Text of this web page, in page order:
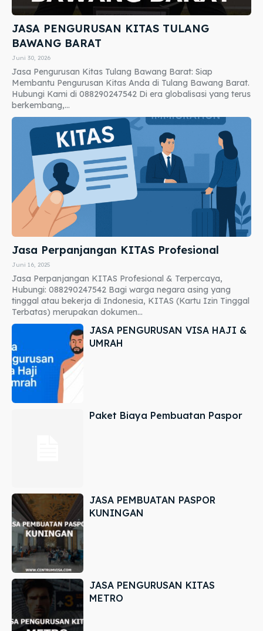
JASA PENGURUSAN KITAS TULANG
BAWANG BARAT
Juni 30, 2026
Jasa Pengurusan Kitas Tulang Bawang Barat: Siap
Membantu Pengurusan Kitas Anda di Tulang Bawang Barat.
Hubungi Kami di 088290247542 Di era globalisasi yang terus
berkembang,...
Jasa Perpanjangan KITAS Profesional
Juni 16, 2025
Jasa Perpanjangan KITAS Profesional & Terpercaya,
Hubungi: 088290247542 Bagi warga negara asing yang
tinggal atau bekerja di Indonesia, KITAS (Kartu Izin Tinggal
Terbatas) merupakan dokumen...
JASA PENGURUSAN VISA HAJI &
UMRAH
Paket Biaya Pembuatan Paspor
JASA PEMBUATAN PASPOR
KUNINGAN
JASA PENGURUSAN KITAS
METRO